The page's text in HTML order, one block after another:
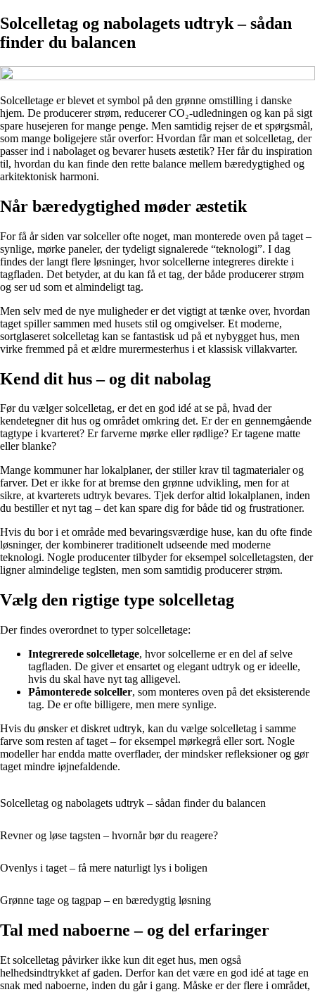
Solcelletag og nabolagets udtryk – sådan
finder du balancen
Solcelletage er blevet et symbol på den grønne omstilling i danske
hjem. De producerer strøm, reducerer CO₂-udledningen og kan på sigt
spare husejeren for mange penge. Men samtidig rejser de et spørgsmål,
som mange boligejere står overfor: Hvordan får man et solcelletag, der
passer ind i nabolaget og bevarer husets æstetik? Her får du inspiration
til, hvordan du kan finde den rette balance mellem bæredygtighed og
arkitektonisk harmoni.
Når bæredygtighed møder æstetik
For få år siden var solceller ofte noget, man monterede oven på taget –
synlige, mørke paneler, der tydeligt signalerede “teknologi”. I dag
findes der langt flere løsninger, hvor solcellerne integreres direkte i
tagfladen. Det betyder, at du kan få et tag, der både producerer strøm
og ser ud som et almindeligt tag.
Men selv med de nye muligheder er det vigtigt at tænke over, hvordan
taget spiller sammen med husets stil og omgivelser. Et moderne,
sortglaseret solcelletag kan se fantastisk ud på et nybygget hus, men
virke fremmed på et ældre murermesterhus i et klassisk villakvarter.
Kend dit hus – og dit nabolag
Før du vælger solcelletag, er det en god idé at se på, hvad der
kendetegner dit hus og området omkring det. Er der en gennemgående
tagtype i kvarteret? Er farverne mørke eller rødlige? Er tagene matte
eller blanke?
Mange kommuner har lokalplaner, der stiller krav til tagmaterialer og
farver. Det er ikke for at bremse den grønne udvikling, men for at
sikre, at kvarterets udtryk bevares. Tjek derfor altid lokalplanen, inden
du bestiller et nyt tag – det kan spare dig for både tid og frustrationer.
Hvis du bor i et område med bevaringsværdige huse, kan du ofte finde
løsninger, der kombinerer traditionelt udseende med moderne
teknologi. Nogle producenter tilbyder for eksempel solcelletagsten, der
ligner almindelige teglsten, men som samtidig producerer strøm.
Vælg den rigtige type solcelletag
Der findes overordnet to typer solcelletage:
Integrerede solcelletage, hvor solcellerne er en del af selve
tagfladen. De giver et ensartet og elegant udtryk og er ideelle,
hvis du skal have nyt tag alligevel.
Påmonterede solceller, som monteres oven på det eksisterende
tag. De er ofte billigere, men mere synlige.
Hvis du ønsker et diskret udtryk, kan du vælge solcelletag i samme
farve som resten af taget – for eksempel mørkegrå eller sort. Nogle
modeller har endda matte overflader, der mindsker refleksioner og gør
taget mindre iøjnefaldende.
Solcelletag og nabolagets udtryk – sådan finder du balancen
Revner og løse tagsten – hvornår bør du reagere?
Ovenlys i taget – få mere naturligt lys i boligen
Grønne tage og tagpap – en bæredygtig løsning
Tal med naboerne – og del erfaringer
Et solcelletag påvirker ikke kun dit eget hus, men også
helhedsindtrykket af gaden. Derfor kan det være en god idé at tage en
snak med naboerne, inden du går i gang. Måske er der flere i området,